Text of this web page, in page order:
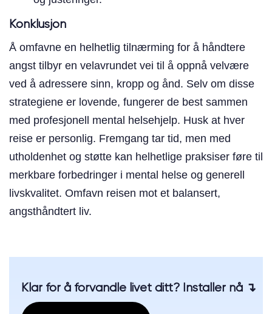
Konklusjon
Å omfavne en helhetlig tilnærming for å håndtere
angst tilbyr en velavrundet vei til å oppnå velvære
ved å adressere sinn, kropp og ånd. Selv om disse
strategiene er lovende, fungerer de best sammen
med profesjonell mental helsehjelp. Husk at hver
reise er personlig. Fremgang tar tid, men med
utholdenhet og støtte kan helhetlige praksiser føre til
merkbare forbedringer i mental helse og generell
livskvalitet. Omfavn reisen mot et balansert,
angsthåndtert liv.
Klar for å forvandle livet ditt? Installer nå ↴